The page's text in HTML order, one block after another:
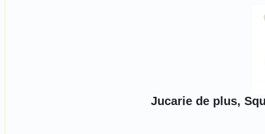
Jucarie de plus,